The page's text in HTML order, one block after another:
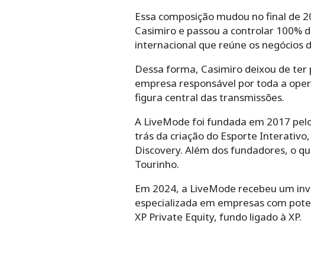
Essa composição mudou no final de
Casimiro e passou a controlar 100%
internacional que reúne os negócios
Dessa forma, Casimiro deixou de
empresa responsável por toda a
figura central das transmissões.
A LiveMode foi fundada em 2017
trás da criação do Esporte
Discovery. Além dos fundadores, o
Tourinho.
Em 2024, a LiveMode recebeu um
especializada em empresas com
XP Private Equity, fundo ligado à XP.